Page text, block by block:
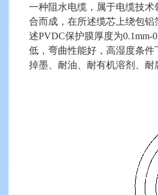
一种阻水电缆，属于电缆技
合而成，在所述缆芯上绕包
述PVDC保护膜厚度为
低，弯曲性能好，高湿度条
掉墨、耐油、耐有机溶剂、耐